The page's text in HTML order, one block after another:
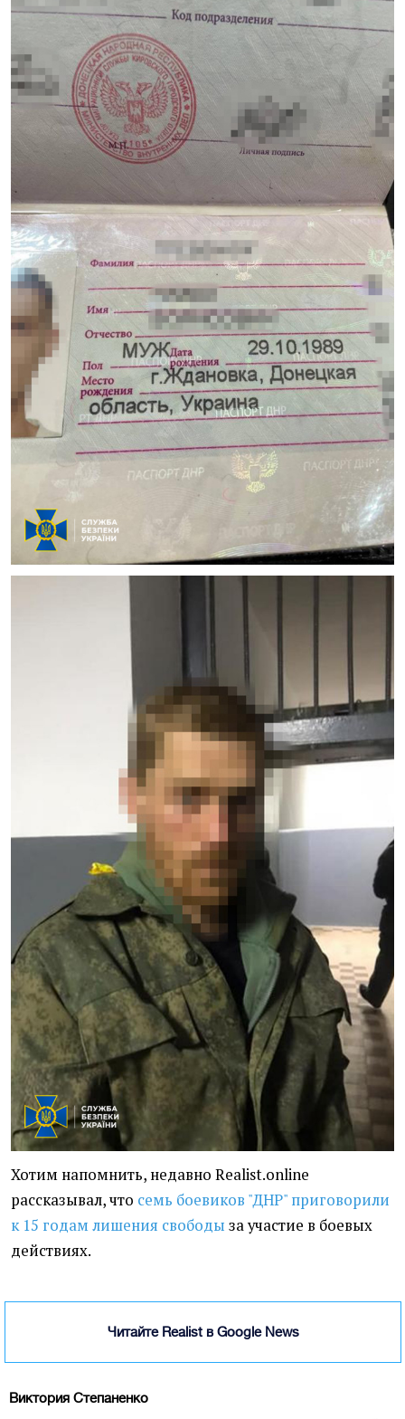
Хотим напомнить, недавно Realist.online
рассказывал, что семь боевиков "ДНР" приговорили
к 15 годам лишения свободы за участие в боевых
действиях.
Читайте Realist в Google News
Виктория Степаненко